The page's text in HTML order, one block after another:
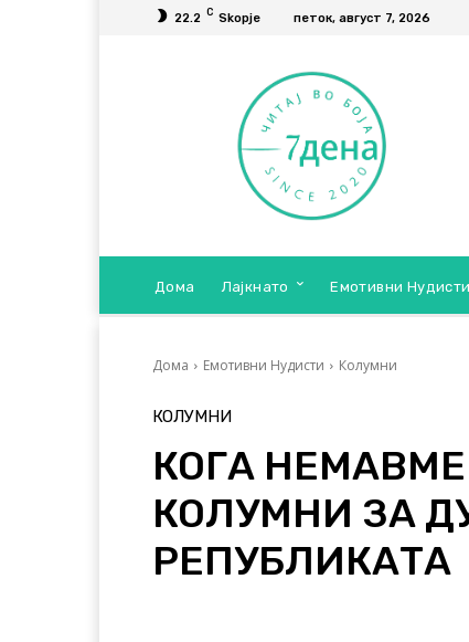
22.2 C Skopje петок, август 7, 2026
Дома Лајкнато Емотивни Нудисти
Дома Емотивни Нудисти Колумни
КОЛУМНИ
КОГА
КОЛУМНИ ЗА
РЕПУБЛИКАТА